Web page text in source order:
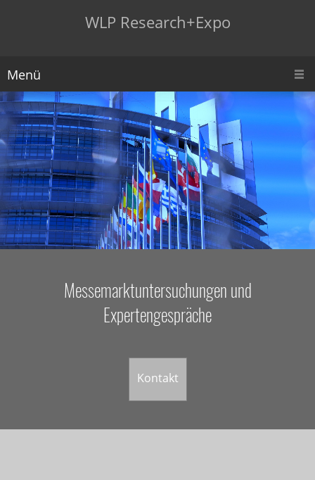
WLP Research+Expo
Menü
Messemarktuntersuchungen und
Expertengespräche
Kontakt